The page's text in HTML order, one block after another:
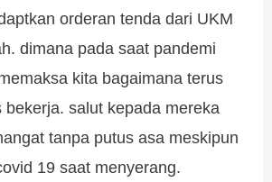
orderan tenda dari UKM
dimana pada saat pandemi
kita bagaimana terus
bekerja. salut kepada mereka
tanpa putus asa meskipun
19 saat menyerang.